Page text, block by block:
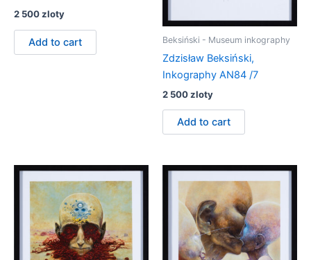
2 500zloty
Add to cart Beksiński - Museum inkography
Zdzisław Beksiński,
Inkography AN84 /7
2 500zloty
Add to cart